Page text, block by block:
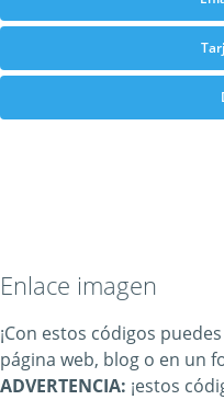
Enlace imagen
¡Con estos códigos
página web, blog o en un
ADVERTENCIA: ¡estos